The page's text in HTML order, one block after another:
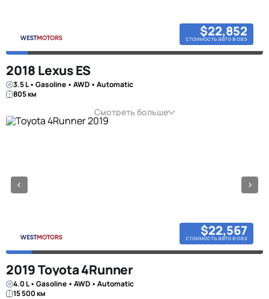
$22,852
стоимость авто в оаэ
2018 Lexus ES
3.5 L • Gasoline • AWD • Automatic
805 км
Смотреть больше
$22,567
стоимость авто в оаэ
2019 Toyota 4Runner
4.0 L • Gasoline • AWD • Automatic
15 500 км